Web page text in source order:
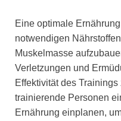
Eine optimale
notwendigen
Muskelmasse
Verletzungen und
Effektivität des
trainierende Personen
Ernährung einplanen,